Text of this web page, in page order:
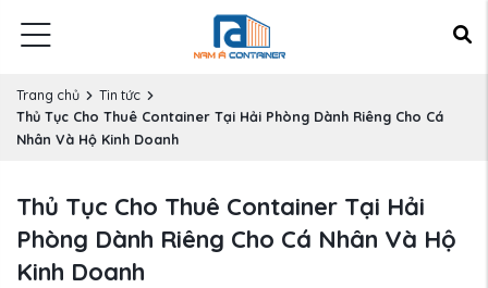
Trang chủ
Tin tức
Thủ Tục Cho Thuê Container Tại Hải Phòng Dành Riêng Cho Cá
Nhân Và Hộ Kinh Doanh
Thủ Tục Cho Thuê Container Tại Hải
Phòng Dành Riêng Cho Cá Nhân Và Hộ
Kinh Doanh